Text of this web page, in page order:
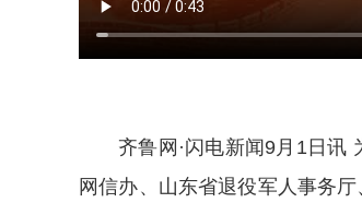
齐鲁网·闪电新闻9月1日讯
网信办、山东省退役军人事务